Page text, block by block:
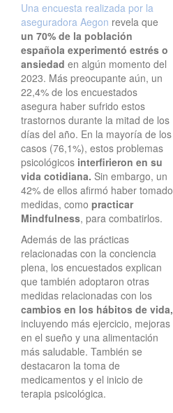
Una encuesta realizada por la
aseguradora Aegon revela que
un 70% de la población
española experimentó estrés o
ansiedad en algún momento del
2023. Más preocupante aún, un
22,4% de los encuestados
asegura haber sufrido estos
trastornos durante la mitad de los
días del año. En la mayoría de los
casos (76,1%), estos problemas
psicológicos interfirieron en su
vida cotidiana. Sin embargo, un
42% de ellos afirmó haber tomado
medidas, como practicar
Mindfulness, para combatirlos.
Además de las prácticas
relacionadas con la conciencia
plena, los encuestados explican
que también adoptaron otras
medidas relacionadas con los
cambios en los hábitos de vida,
incluyendo más ejercicio, mejoras
en el sueño y una alimentación
más saludable. También se
destacaron la toma de
medicamentos y el inicio de
terapia psicológica.